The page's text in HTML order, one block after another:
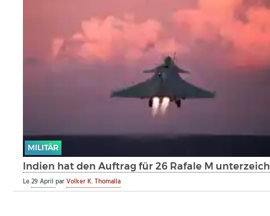
MILITÄR
Indien hat den Auftrag für 26 Rafale M
Le29 AprilparVolker K. Thomalla